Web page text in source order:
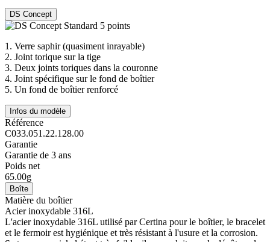
DS Concept
1. Verre saphir (quasiment inrayable)
2. Joint torique sur la tige
3. Deux joints toriques dans la couronne
4. Joint spécifique sur le fond de boîtier
5. Un fond de boîtier renforcé
Infos du modèle
Référence
C033.051.22.128.00
Garantie
Garantie de 3 ans
Poids net
65.00g
Boîte
Matière du boîtier
Acier inoxydable 316L
L'acier inoxydable 316L utilisé par Certina pour le boîtier, le bracelet
et le fermoir est hygiénique et très résistant à l'usure et la corrosion.